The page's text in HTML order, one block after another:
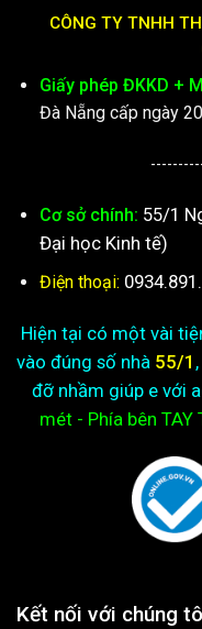
CÔNG TY TNHH
Giấy phép ĐKKD +
Đà Nẵng cấp ngày
Cơ sở chính: 55/1
Đại học Kinh tế)
Điện thoại:
Hiện tại có một vài
vào đúng số nhà 55/1
đỡ nhầm giúp e với
mét - Phía bên TAY
Kết nối với chúng